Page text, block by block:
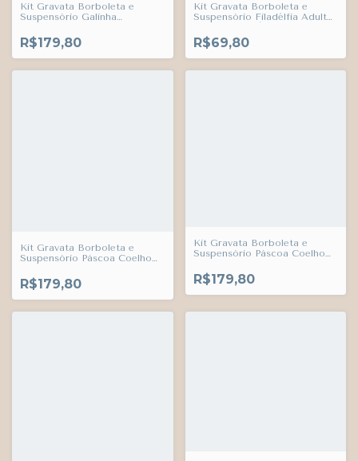
Kit Gravata Borboleta e
Suspensório Galinha
Bebê Índigo Trend
R$179,80
Kit Gravata Borboleta e
Suspensório Filadélfia Adulto
R$69,80
Kit Gravata Borboleta e
Suspensório Páscoa Coelho
Infantil Bebê Índigo Trend
R$179,80
Kit Gravata Borboleta e
Suspensório Páscoa Coelho
Infantil Bebê Índigo Trend
R$179,80